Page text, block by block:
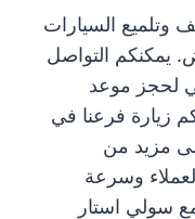
وتلميع السيارات
يمكنكم التواصل
لحجز موعد
زيارة فرعنا في
مزيد من
وسرعة
سولي استار